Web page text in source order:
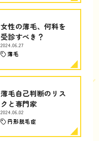
女性の薄毛、何科を
受診すべき？
2024.06.27
薄毛
薄毛自己判断のリス
クと専門家
2024.06.02
円形脱毛症